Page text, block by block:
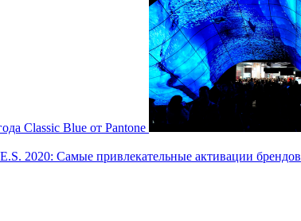
Classic Blue от Pantone
2020: Самые привлекательные активации брендов